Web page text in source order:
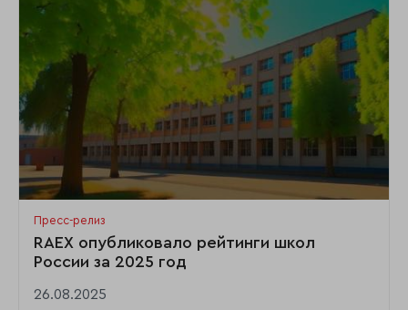
Пресс-релиз
RAEX опубликовало рейтинги школ
России за 2025 год
26.08.2025